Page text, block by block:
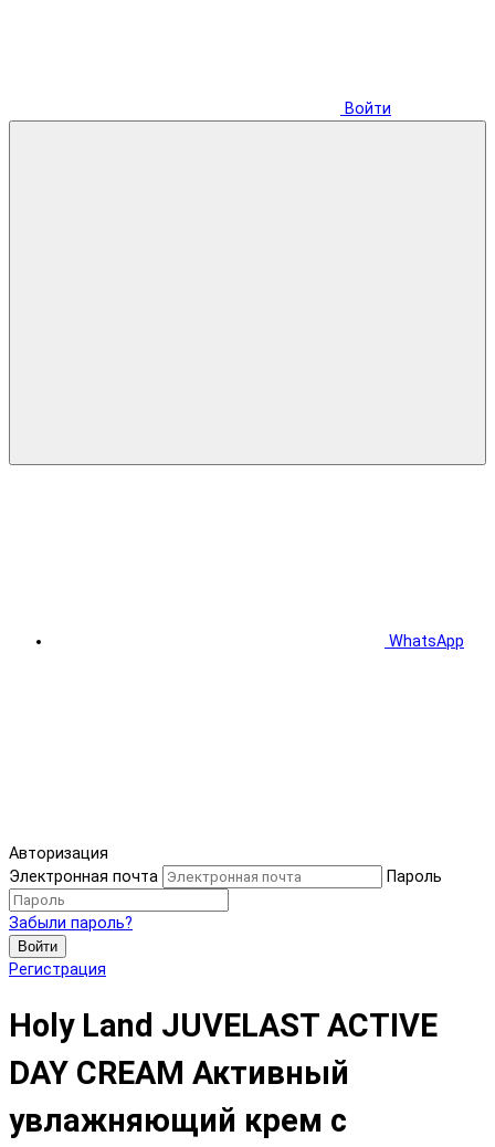
Войти
WhatsApp
Авторизация
Электронная почта
Пароль
Забыли пароль?
Войти
Регистрация
Holy Land JUVELAST ACTIVE
DAY CREAM Активный
увлажняющий крем с